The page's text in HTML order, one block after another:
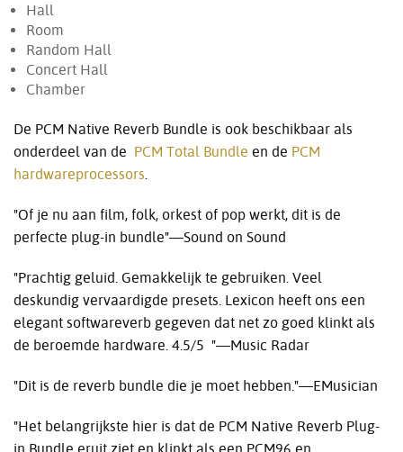
Hall
Room
Random Hall
Concert Hall
Chamber
De PCM Native Reverb Bundle is ook beschikbaar als
onderdeel van de PCM Total Bundle en de PCM
hardwareprocessors
"Of je nu aan film, folk, orkest of pop werkt, dit is de
perfecte plug-in bundle"—Sound on Sound
"Prachtig geluid. Gemakkelijk te gebruiken. Veel
deskundig vervaardigde presets. Lexicon heeft ons een
elegant softwareverb gegeven dat net zo goed klinkt als
de beroemde hardware. 4.5/5 "—Music Radar
"Dit is de reverb bundle die je moet hebben."—EMusician
"Het belangrijkste hier is dat de PCM Native Reverb Plug-